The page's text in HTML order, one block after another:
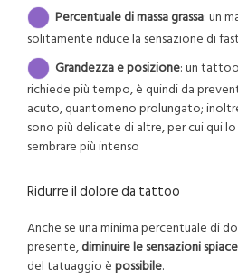
Percentuale di massa grassa: un
solitamente riduce la sensazione di
Grandezza e posizione: un
richiede più tempo, è quindi da
acuto, quantomeno prolungato;
sono più delicate di altre, per cui qui
sembrare più intenso
Ridurre il dolore da tattoo
Anche se una minima percentuale di
presente,diminuire le sensazioni
del tatuaggio èpossibile.